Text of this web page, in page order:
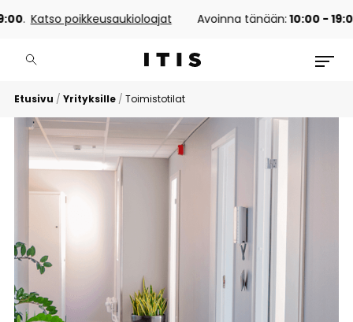
. Katso poikkeusaukioloajat Avoinna tänään:10:00 - 19:00.
Etusivu / Yrityksille / Toimistotilat